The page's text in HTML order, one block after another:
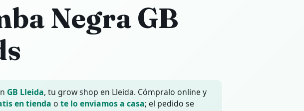
Negra GB
GB Lleida, tu grow shop en Lleida. Cómpralo online y
en tienda o te lo enviamos a casa; el pedido se